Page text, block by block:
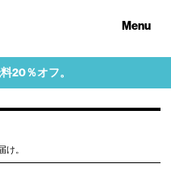
Menu
20％オフ。
け。